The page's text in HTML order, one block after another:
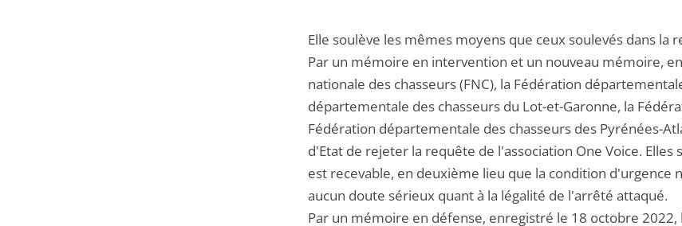
Elle soulève les mêmes moyens que ceux soulevés dans la
Par un mémoire en intervention et un nouveau mémoire,
nationale des chasseurs (FNC), la Fédération
départementale des chasseurs du Lot-et-Garonne, la
Fédération départementale des chasseurs des Pyrénées-
d'Etat de rejeter la requête de l'association One Voice.
est recevable, en deuxième lieu que la condition
aucun doute sérieux quant à la légalité de l'arrêté attaqué.
Par un mémoire en défense, enregistré le 18 octobre